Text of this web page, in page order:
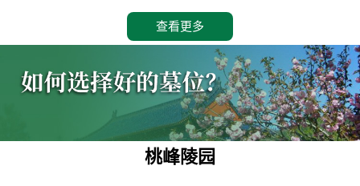
查看更多
桃峰陵园